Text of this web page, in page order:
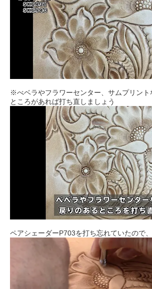
※べベラやフラワーセンター、サムプリント
ところがあれば打ち直しましょう
ペアシェーダーP703を打ち忘れていたので